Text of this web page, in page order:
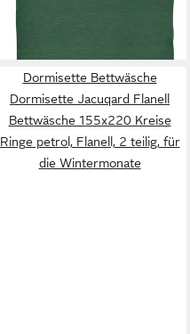
lieferbar - in 2-3 Werktagen bei dir
Dormisette Bettwäsche
Dormisette Jacuqard Flanell
Bettwäsche 155x220 Kreise
Ringe petrol, Flanell, 2 teilig, für
die Wintermonate